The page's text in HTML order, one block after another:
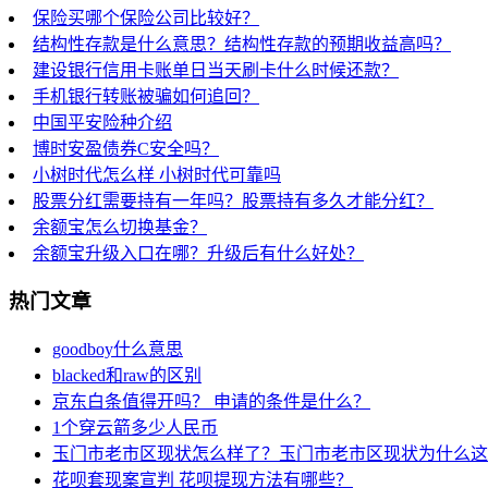
保险买哪个保险公司比较好？
结构性存款是什么意思？结构性存款的预期收益高吗？
建设银行信用卡账单日当天刷卡什么时候还款？
手机银行转账被骗如何追回？
中国平安险种介绍
博时安盈债券C安全吗？
小树时代怎么样 小树时代可靠吗
股票分红需要持有一年吗？股票持有多久才能分红？
余额宝怎么切换基金？
余额宝升级入口在哪？升级后有什么好处？
热门文章
goodboy什么意思
blacked和raw的区别
京东白条值得开吗？ 申请的条件是什么？
1个穿云箭多少人民币
玉门市老市区现状怎么样了？玉门市老市区现状为什么
花呗套现案宣判 花呗提现方法有哪些？